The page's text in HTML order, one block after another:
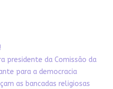
presidente da Comissão da
para a democracia
as bancadas religiosas